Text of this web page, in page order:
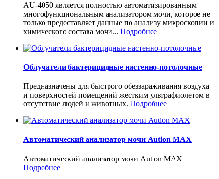
AU-4050 является полностью автоматизированным
многофункциональным анализатором мочи, которое не
только предоставляет данные по анализу микроскопии и
химического состава мочи... Подробнее
Облучатели бактерицидные настенно-потолочные
Предназначены для быстрого обеззараживания воздуха
и поверхностей помещений жестким ультрафиолетом в
отсутствие людей и животных. Подробнее
Автоматический анализатор мочи Aution MAX
Автоматический анализатор мочи Aution MAX
Подробнее